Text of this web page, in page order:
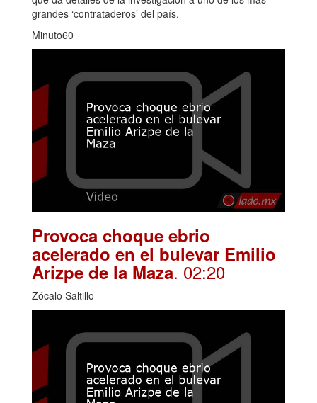
grandes ‘contrataderos’ del país.
Minuto60
Provoca choque ebrio
acelerado en el bulevar Emilio
Arizpe de la Maza. 02:20
Zócalo Saltillo